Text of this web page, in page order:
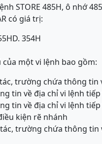
STORE 485H, ô nhớ
có giá trị:
D. 354H
một vi lệnh bao gồm:
trường chứa thông
tin về địa chỉ vi lệnh
tin về địa chỉ vi lệnh
kiện rẽ nhánh
trường chứa thông tin